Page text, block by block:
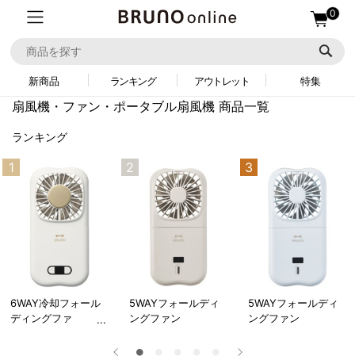
0
新商品 ランキング アウトレット 特集
扇風機・ファン・ポータブル扇風機 商品一覧
ランキング
1
6WAY冷却フォール
ディングファ
2
5WAYフォールディ
ングファン
3
5WAYフォールディ
ングファン